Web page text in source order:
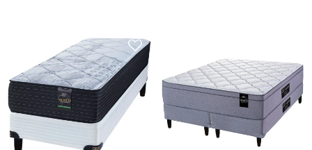
Compactado de espumas de
alta densidad – Capa de
espuma cinco zonas de
activación – Comfort Grid –
Manta de fieltro – Resortes
LFK – Hard Foam®. Altura de
colchón 24 cm y 61 cm la
suma del colchón y el
sommier.
Europillow compuesto por
espumas premium y cubierto
por tejido de punto
matelaseado. Altura de
colchón 29 cm y 64 cm la
suma del colchón y el
sommier.